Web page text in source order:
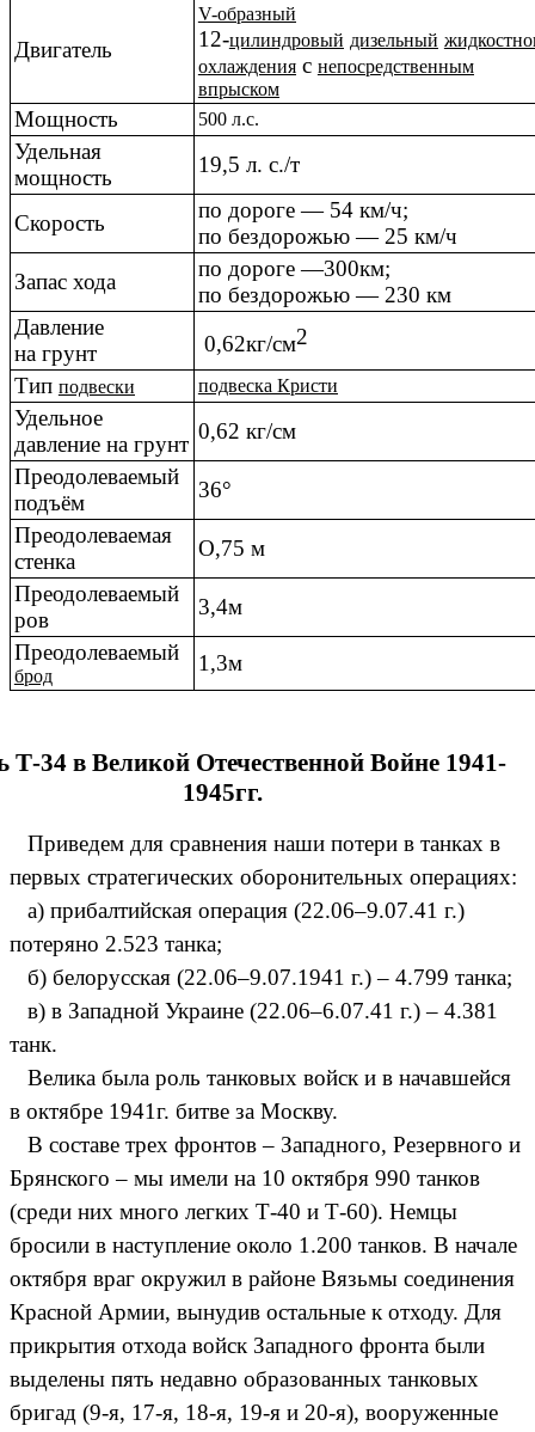
Двигатель
V-образный
12-цилиндровый дизельный
охлажденияс непосредственным
впрыском
Мощность 500 л.с.
Удельная
мощность
19,5 л. с./т
Скорость
по дороге — 54 км/ч;
по бездорожью — 25 км/ч
Запас хода
по дороге —300км;
по бездорожью — 230 км
Давление
на грунт
0,62кг/см2
Тип подвески подвеска Кристи
Удельное
давление на грунт
0,62 кг/см
Преодолеваемый
подъём
36°
Преодолеваемая
стенка
О,75 м
Преодолеваемый
ров
3,4м
Преодолеваемый
брод
1,3м
Т-34 в Великой Отечественной Войне 1941-
1945гг.
Приведем для сравнения наши потери в танках в
первых стратегических оборонительных операциях:
а) прибалтийская операция (22.06–9.07.41 г.)
потеряно 2.523 танка;
б) белорусская (22.06–9.07.1941 г.) – 4.799 танка;
в) в Западной Украине (22.06–6.07.41 г.) – 4.381
танк.
Велика была роль танковых войск и в начавшейся
в октябре 1941г. битве за Москву.
В составе трех фронтов – Западного, Резервного и
Брянского – мы имели на 10 октября 990 танков
(среди них много легких Т-40 и Т-60). Немцы
бросили в наступление около 1.200 танков. В начале
октября враг окружил в районе Вязьмы соединения
Красной Армии, вынудив остальные к отходу. Для
прикрытия отхода войск Западного фронта были
выделены пять недавно образованных танковых
бригад (9-я, 17-я, 18-я, 19-я и 20-я), вооруженные